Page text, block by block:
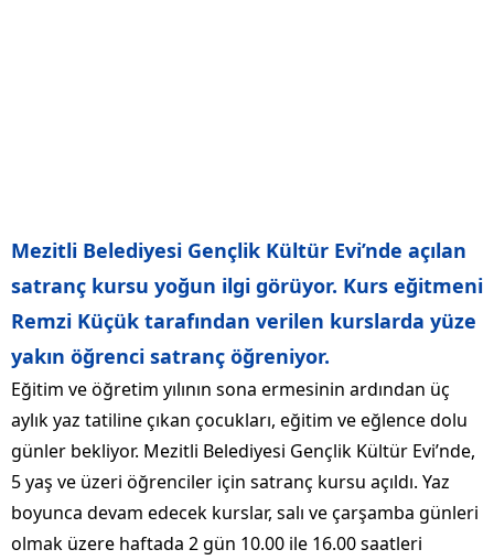
Mezitli Belediyesi Gençlik Kültür Evi’nde açılan
satranç kursu yoğun ilgi görüyor. Kurs eğitmeni
Remzi Küçük tarafından verilen kurslarda yüze
yakın öğrenci satranç öğreniyor.
Eğitim ve öğretim yılının sona ermesinin ardından üç
aylık yaz tatiline çıkan çocukları, eğitim ve eğlence dolu
günler bekliyor. Mezitli Belediyesi Gençlik Kültür Evi’nde,
5 yaş ve üzeri öğrenciler için satranç kursu açıldı. Yaz
boyunca devam edecek kurslar, salı ve çarşamba günleri
olmak üzere haftada 2 gün 10.00 ile 16.00 saatleri